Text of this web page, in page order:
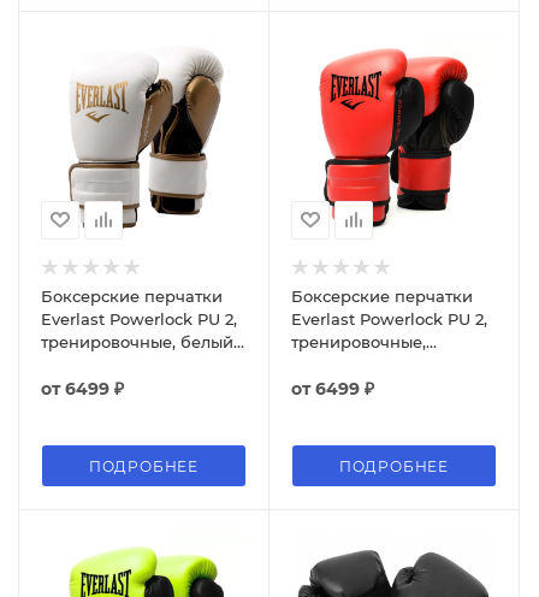
Боксерские перчатки
Everlast Powerlock PU 2,
тренировочные, белый-
от6499 ₽
ПОДРОБНЕЕ
Боксерские перчатки
Everlast Powerlock PU 2,
тренировочные,
от6499 ₽
ПОДРОБНЕЕ